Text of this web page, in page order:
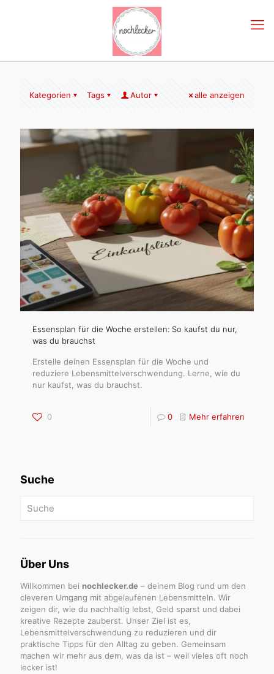
Kategorien Tags Autor alle anzeigen
Essensplan für die Woche erstellen: So kaufst du nur,
was du brauchst
Erstelle deinen Essensplan für die Woche und
reduziere Lebensmittelverschwendung. Lerne, wie du
nur kaufst, was du brauchst.
0 0 Mehr erfahren
Suche
Über Uns
Willkommen bei nochlecker.de – deinem Blog rund um den
cleveren Umgang mit abgelaufenen Lebensmitteln. Wir
zeigen dir, wie du nachhaltig lebst, Geld sparst und dabei
kreative Rezepte zauberst. Unser Ziel ist es,
Lebensmittelverschwendung zu reduzieren und dir
praktische Tipps für den Alltag zu geben. Gemeinsam
machen wir mehr aus dem, was da ist – weil vieles oft noch
lecker ist!